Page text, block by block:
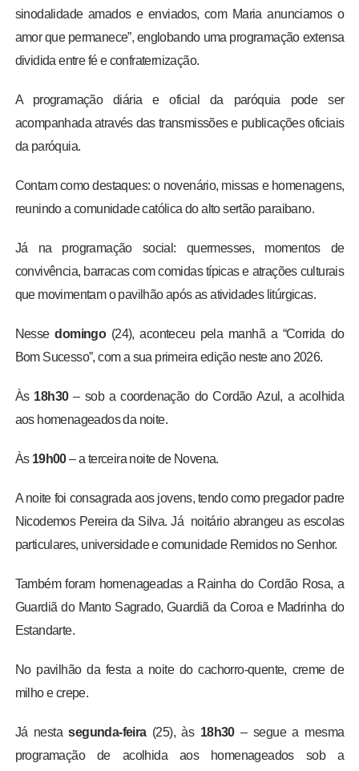
sinodalidade amados e enviados, com Maria anunciamos o
amor que permanece”, englobando uma programação extensa
dividida entre fé e confraternização.
A programação diária e oficial da paróquia pode ser
acompanhada através das transmissões e publicações oficiais
da paróquia.
Contam como destaques: o novenário, missas e homenagens,
reunindo a comunidade católica do alto sertão paraibano.
Já na programação social: quermesses, momentos de
convivência, barracas com comidas típicas e atrações culturais
que movimentam o pavilhão após as atividades litúrgicas.
Nessedomingo(24), aconteceu pela manhã a “Corrida do
Bom Sucesso”, com a sua primeira edição neste ano 2026.
Às 18h30– sob a coordenação do Cordão Azul, a acolhida
aos homenageados da noite.
Às 19h00– a terceira noite de Novena.
A noite foi consagrada aos jovens, tendo como pregador padre
Nicodemos Pereira da Silva. Já noitário abrangeu as escolas
particulares, universidade e comunidade Remidos no Senhor.
Também foram homenageadas a Rainha do Cordão Rosa, a
Guardiã do Manto Sagrado, Guardiã da Coroa e Madrinha do
Estandarte.
No pavilhão da festa a noite do cachorro-quente, creme de
milho e crepe.
Já nestasegunda-feira(25), às 18h30– segue a mesma
programação de acolhida aos homenageados sob a